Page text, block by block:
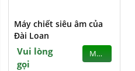
Máy chiết siêu âm của
Đài Loan
Vui lòng
gọi
MUA